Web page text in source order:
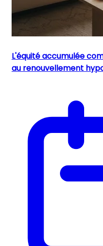
L'équité accumulée
au renouvellement